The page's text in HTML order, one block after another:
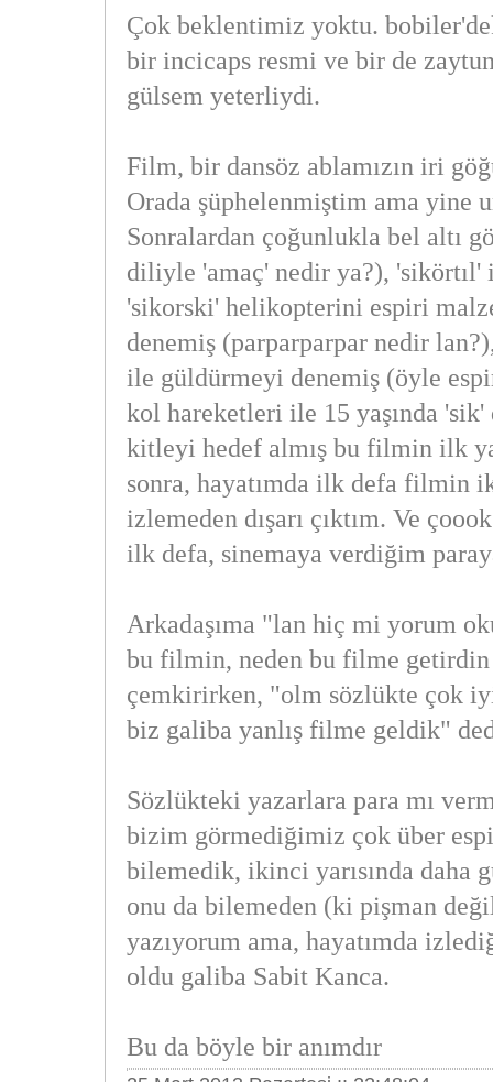
Çok beklentimiz yoktu.
bir incicaps resmi ve bir de
gülsem yeterliydi.
Film, bir dansöz ablamızın iri
Orada şüphelenmiştim ama yine
Sonralardan çoğunlukla bel altı
diliyle 'amaç' nedir ya?),
'sikorski' helikopterini espiri
denemiş (parparparpar nedir
ile güldürmeyi denemiş (öyle
kol hareketleri ile 15 yaşında
kitleyi hedef almış bu filmin ilk
sonra, hayatımda ilk defa filmin
izlemeden dışarı çıktım. Ve
ilk defa, sinemaya verdiğim
Arkadaşıma "lan hiç mi yorum
bu filmin, neden bu filme
çemkirirken, "olm sözlükte çok
biz galiba yanlış filme geldik"
Sözlükteki yazarlara para mı
bizim görmediğimiz çok über
bilemedik, ikinci yarısında daha
onu da bilemeden (ki pişman
yazıyorum ama, hayatımda
oldu galiba Sabit Kanca.
Bu da böyle bir anımdır